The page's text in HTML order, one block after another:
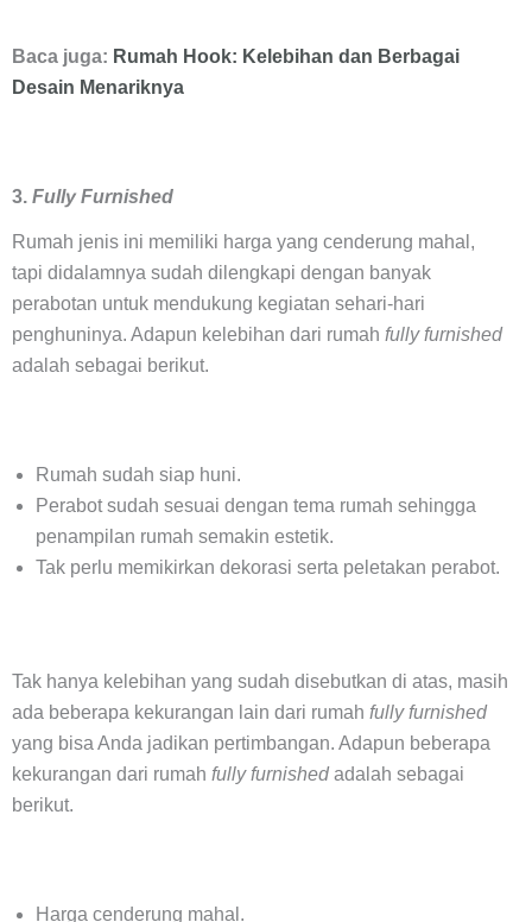
Baca juga: Rumah Hook: Kelebihan dan Berbagai
Desain Menariknya
3. Fully Furnished
Rumah jenis ini memiliki harga yang cenderung mahal,
tapi didalamnya sudah dilengkapi dengan banyak
perabotan untuk mendukung kegiatan sehari-hari
penghuninya. Adapun kelebihan dari rumah fully furnished
adalah sebagai berikut.
Rumah sudah siap huni.
Perabot sudah sesuai dengan tema rumah sehingga
penampilan rumah semakin estetik.
Tak perlu memikirkan dekorasi serta peletakan perabot.
Tak hanya kelebihan yang sudah disebutkan di atas, masih
ada beberapa kekurangan lain dari rumah fully furnished
yang bisa Anda jadikan pertimbangan. Adapun beberapa
kekurangan dari rumah fully furnished adalah sebagai
berikut.
Harga cenderung mahal.